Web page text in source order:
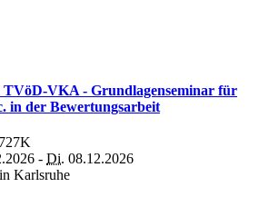
TVöD-VKA - Grundlagenseminar für
in der Bewertungsarbeit
- Di. 08.12.2026
Karlsruhe